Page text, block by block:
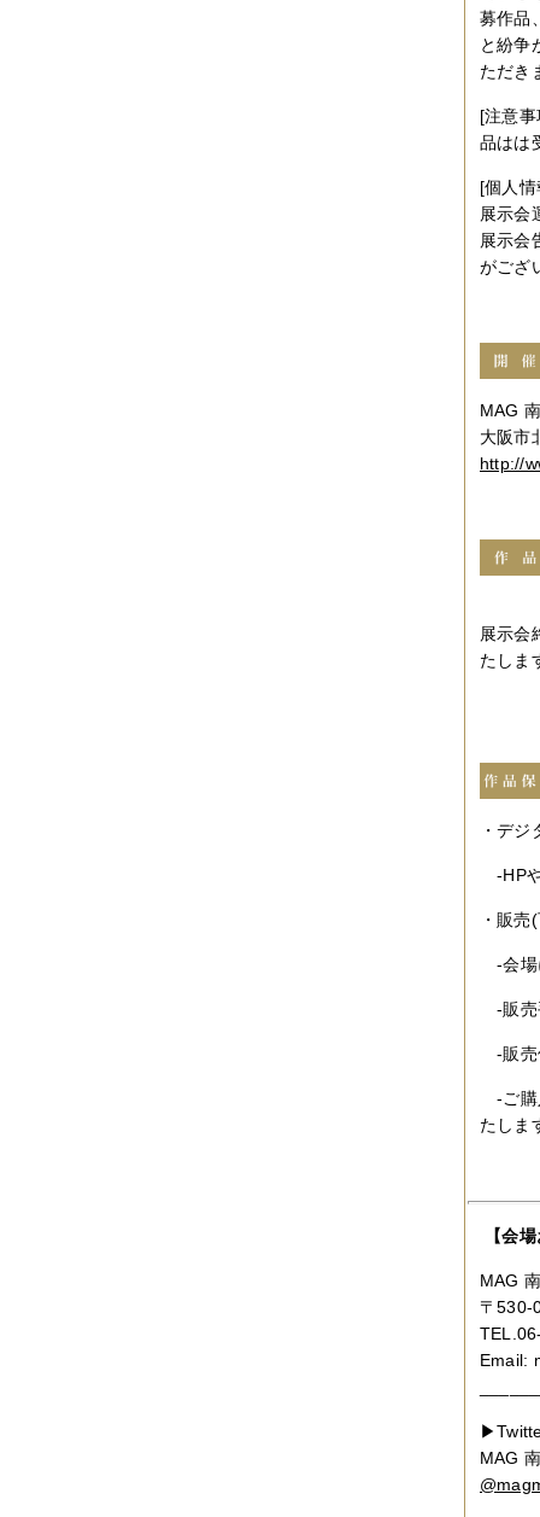
募作品
と紛争
ただき
[注意
品はは
[個人
展示会
展示会
がござ
MAG
大阪市
http://
展示会
たしま
・デ
-HP
・販
-会場
-販売
-販売
-ご購
たしま
【会
MAG
〒530-
Email:
MAG